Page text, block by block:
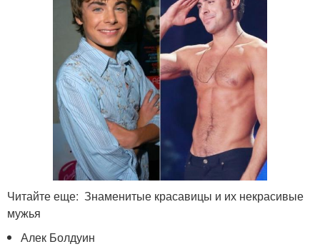
Читайте еще: Знаменитые красавицы и их некрасивые
мужья
Алек Болдуин